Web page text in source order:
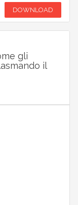
DOWNLOAD
gli
il